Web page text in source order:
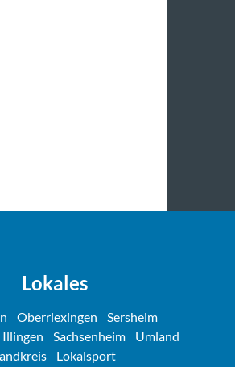
Lokales
Oberriexingen
Sersheim
Illingen Sachsenheim
Umland
Lokalsport